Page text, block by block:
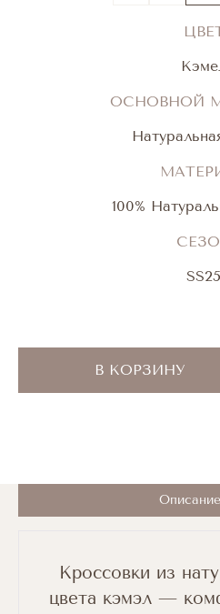
ОСНОВНОЙ
100%
SS25
В КОРЗИНУ
Описание
Кроссовки из
цвета кэмэл —